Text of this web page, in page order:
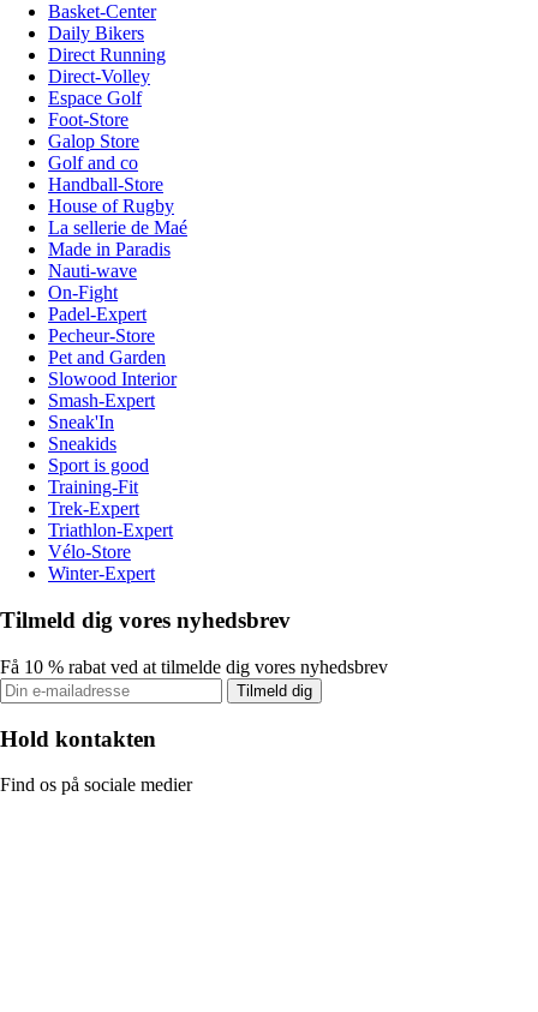
Basket-Center
Daily Bikers
Direct Running
Direct-Volley
Espace Golf
Foot-Store
Galop Store
Golf and co
Handball-Store
House of Rugby
La sellerie de Maé
Made in Paradis
Nauti-wave
On-Fight
Padel-Expert
Pecheur-Store
Pet and Garden
Slowood Interior
Smash-Expert
Sneak'In
Sneakids
Sport is good
Training-Fit
Trek-Expert
Triathlon-Expert
Vélo-Store
Winter-Expert
Tilmeld dig vores nyhedsbrev
Få 10 % rabat ved at tilmelde dig vores nyhedsbrev
Tilmeld dig
Hold kontakten
Find os på sociale medier